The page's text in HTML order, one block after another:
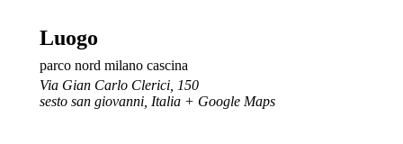
Luogo
parco nord milano cascina
Via Gian Carlo Clerici, 150
sesto san giovanni Italia + Google Maps